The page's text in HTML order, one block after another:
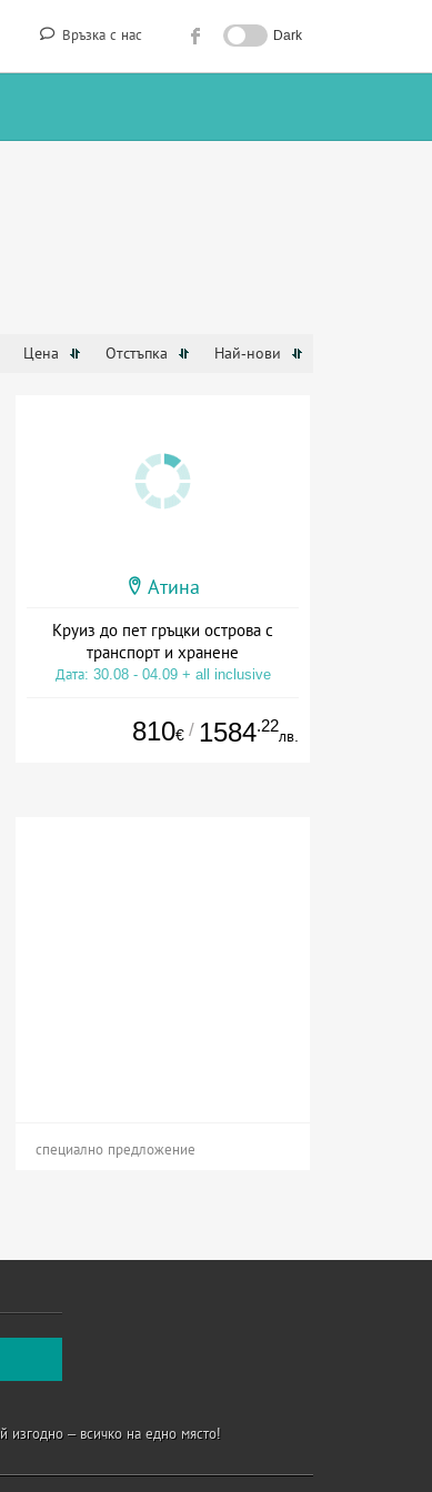
Връзка с нас Dark
Цена Отстъпка Най-нови
Атина
Круиз до пет гръцки острова с
транспорт и хранене
Дата: 30.08 - 04.09 + all inclusive
810€ / 1584.22
лв.
специално предложение
изгодно – всичко на едно място!